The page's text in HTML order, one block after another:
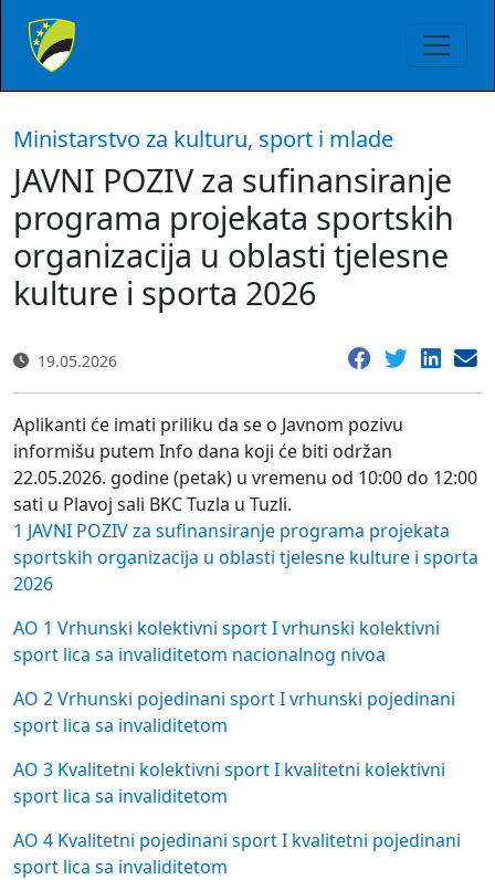
Ministarstvo za kulturu, sport i mlade
JAVNI POZIV za sufinansiranje
programa projekata sportskih
organizacija u oblasti tjelesne
kulture i sporta 2026
19.05.2026
Aplikanti će imati priliku da se o Javnom pozivu
informišu putem Info dana koji će biti održan
22.05.2026. godine (petak) u vremenu od 10:00 do 12:00
sati u Plavoj sali BKC Tuzla u Tuzli.
1 JAVNI POZIV za sufinansiranje programa projekata
sportskih organizacija u oblasti tjelesne kulture i sporta
2026
AO 1 Vrhunski kolektivni sport I vrhunski kolektivni
sport lica sa invaliditetom nacionalnog nivoa
AO 2 Vrhunski pojedinani sport I vrhunski pojedinani
sport lica sa invaliditetom
AO 3 Kvalitetni kolektivni sport I kvalitetni kolektivni
sport lica sa invaliditetom
AO 4 Kvalitetni pojedinani sport I kvalitetni pojedinani
sport lica sa invaliditetom